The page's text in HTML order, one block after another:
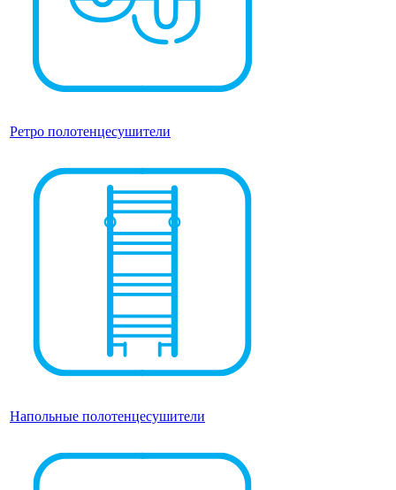
Ретро полотенцесушители
Напольные полотенцесушители